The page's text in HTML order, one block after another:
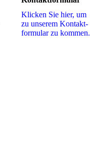
Klicken Sie hier, um
zu unserem Kon­takt­
for­mu­lar zu kommen.